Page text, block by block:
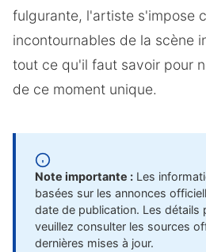
fulgurante, l'artiste s'impose
incontournables de la scène
tout ce qu'il faut savoir pour
de ce moment unique.
Note importante : Les
basées sur les annonces
date de publication. Les détails
veuillez consulter les sources
dernières mises à jour.